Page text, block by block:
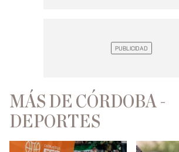
MÁS DE CÓRDOBA -
DEPORTES